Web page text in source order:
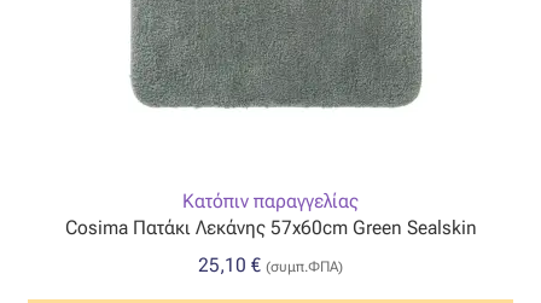
Κατόπιν παραγγελίας
Cosima Πατάκι Λεκάνης 57x60cm Green Sealskin
25,10 € (συμπ.ΦΠΑ)